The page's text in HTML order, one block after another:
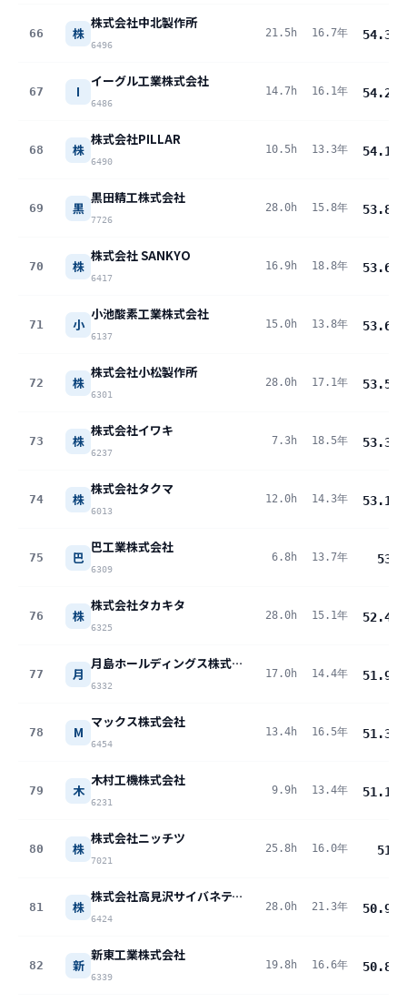
66 株
株式会社中北製作所
6496
21.5h 16.7年 54.3
67 I
イーグル工業株式会社
6486
14.7h 16.1年 54.2
68 株
株式会社PILLAR
6490
10.5h 13.3年 54.1
69 黒
黒田精工株式会社
7726
28.0h 15.8年 53.8
70 株
株式会社 SANKYO
6417
16.9h 18.8年 53.6
71 小
小池酸素工業株式会社
6137
15.0h 13.8年 53.6
72 株
株式会社小松製作所
6301
28.0h 17.1年 53.5
73 株
株式会社イワキ
6237
7.3h 18.5年 53.3
74 株
株式会社タクマ
6013
12.0h 14.3年 53.1
75 巴
巴工業株式会社
6309
6.8h 13.7年 53
76 株
株式会社タカキタ
6325
28.0h 15.1年 52.4
77 月
月島ホールディングス株式会社
6332
17.0h 14.4年 51.9
78 M
マックス株式会社
6454
13.4h 16.5年 51.3
79 木
木村工機株式会社
6231
9.9h 13.4年 51.1
80 株
株式会社ニッチツ
7021
25.8h 16.0年 51
81 株
株式会社高見沢サイバネティックス
6424
28.0h 21.3年 50.9
82 新
新東工業株式会社
6339
19.8h 16.6年 50.8